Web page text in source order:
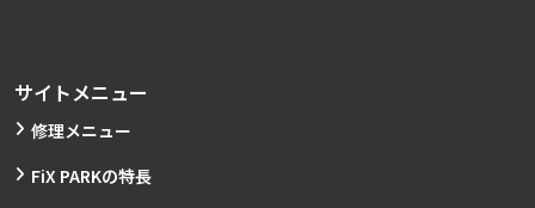
サイトメニュー
修理メニュー
FiX PARKの特長